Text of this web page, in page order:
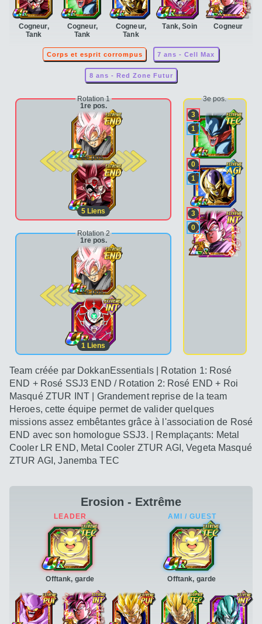
Cogneur,
Tank
Cogneur,
Tank
Cogneur,
Tank
Tank, Soin Cogneur
Corps et esprit corrompus 7 ans - Cell Max
8 ans - Red Zone Futur
Rotation 1
1re pos.
2e pos.
5 Liens
Rotation 2
1re pos.
2e pos.
1 Liens
3e pos.
3
1
0
1
3
0
Team créée par DokkanEssentials | Rotation 1: Rosé
END + Rosé SSJ3 END / Rotation 2: Rosé END + Roi
Masqué ZTUR INT | Grandement reprise de la team
Heroes, cette équipe permet de valider quelques
missions assez embêtantes grâce à l'association de Rosé
END avec son homologue SSJ3. | Remplaçants: Metal
Cooler LR END, Metal Cooler ZTUR AGI, Vegeta Masqué
ZTUR AGI, Janemba TEC
Erosion - Extrême
Offtank, garde Offtank, garde